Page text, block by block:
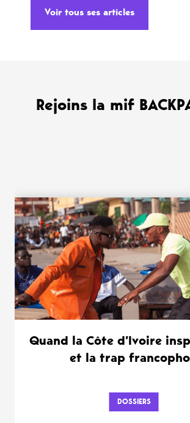
Voir tous ses articles
Rejoins la mif
WANT
Quand la Côte d’Ivoire
et la trap
DOSSIERS